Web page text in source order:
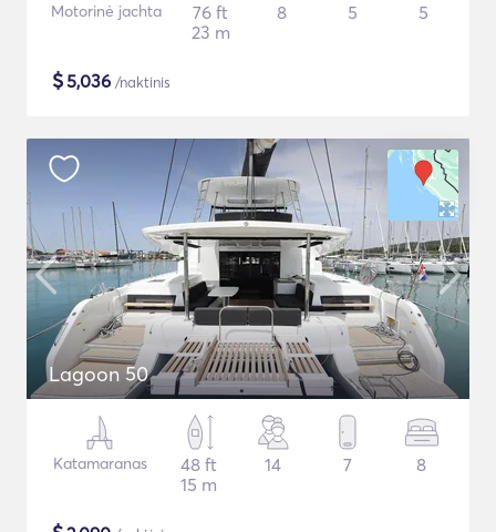
Motorinė jachta
76 ft
23 m
8 5 5
$5,036 /naktinis
Lagoon 50
Katamaranas
48 ft
15 m
14 7 8